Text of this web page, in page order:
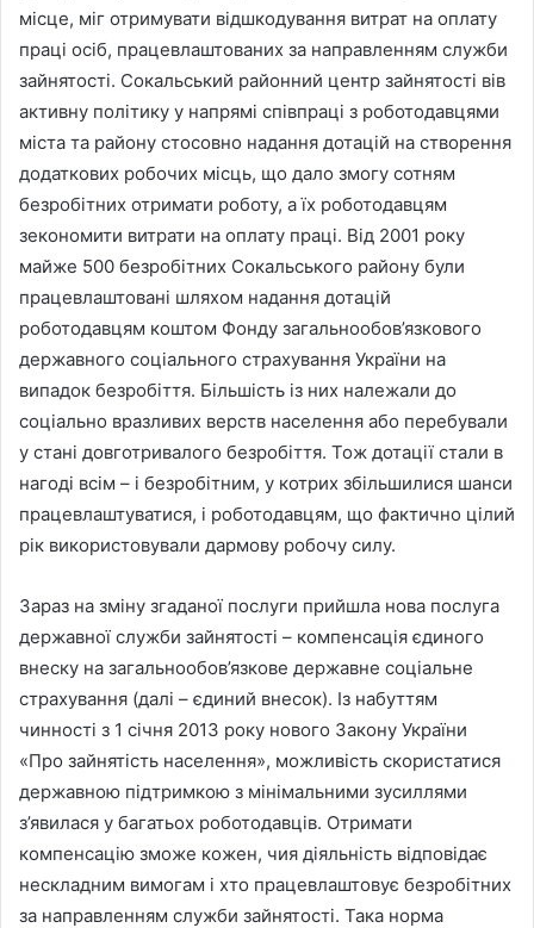
місце, міг отримувати відшкодування витрат на оплату
праці осіб, працевлаштованих за направленням служби
зайнятості. Сокальський районний центр зайнятості вів
активну політику у напрямі співпраці з роботодавцями
міста та району стосовно надання дотацій на створення
додаткових робочих місць, що дало змогу сотням
безробітних отримати роботу, а їх роботодавцям
зекономити витрати на оплату праці. Від 2001 року
майже 500 безробітних Сокальського району були
працевлаштовані шляхом надання дотацій
роботодавцям коштом Фонду загальнообов’язкового
державного соціального страхування України на
випадок безробіття. Більшість із них належали до
соціально вразливих верств населення або перебували
у стані довготривалого безробіття. Тож дотації стали в
нагоді всім – і безробітним, у котрих збільшилися шанси
працевлаштуватися, і роботодавцям, що фактично цілий
рік використовували дармову робочу силу.
Зараз на зміну згаданої послуги прийшла нова послуга
державної служби зайнятості – компенсація єдиного
внеску на загальнообов’язкове державне соціальне
страхування (далі – єдиний внесок). Із набуттям
чинності з 1 січня 2013 року нового Закону України
«Про зайнятість населення», можливість скористатися
державною підтримкою з мінімальними зусиллями
з’явилася у багатьох роботодавців. Отримати
компенсацію зможе кожен, чия діяльність відповідає
нескладним вимогам і хто працевлаштовує безробітних
за направленням служби зайнятості. Така норма